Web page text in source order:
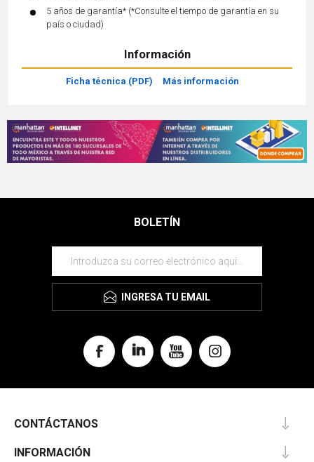
5 años de garantía* (*Consulte el tiempo de garantía en su
país o ciudad)
Información
Ficha técnica (PDF) Más información
BOLETÍN
INGRESA TU EMAIL
CONTÁCTANOS
INFORMACIÓN